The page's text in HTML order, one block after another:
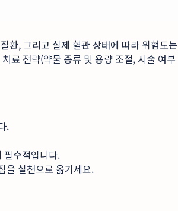
환, 그리고 실제 혈관 상태에 따라 위험도
료 전략(약물 종류 및 용량 조절, 시술 여
.
필수적입니다.
을 실천으로 옮기세요.